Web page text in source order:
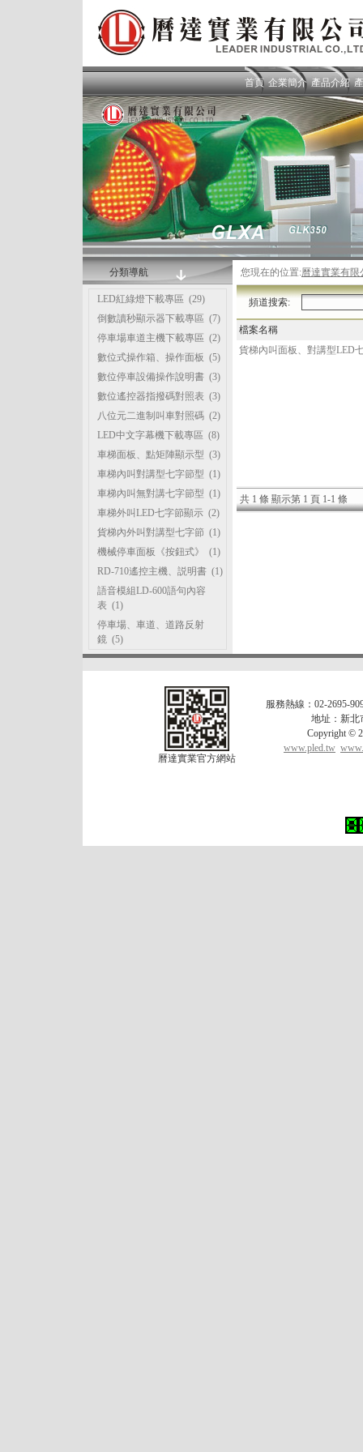
首頁 企業簡介 產品介紹
分類導航
LED紅綠燈下載專區 (29)
倒數讀秒顯示器下載專區 (7)
停車場車道主機下載專區 (2)
數位式操作箱、操作面板 (5)
數位停車設備操作說明書 (3)
數位遙控器指撥碼對照表 (3)
八位元二進制叫車對照碼 (2)
LED中文字幕機下載專區 (8)
車梯面板、點矩陣顯示型 (3)
車梯內叫對講型七字節型 (1)
車梯內叫無對講七字節型 (1)
車梯外叫LED七字節顯示 (2)
貨梯內外叫對講型七字節 (1)
機械停車面板《按鈕式》
(1)
RD-710遙控主機、説明書 (1)
語音模組LD-600語句內容
表 (1)
停車場、車道、道路反射
鏡 (5)
您現在的位置:曆達實業有限
頻道搜索:
檔案名稱
貨梯內叫面板、對講型LED
共 1 條 顯示第 1 頁 1-1 條
曆達實業官方網站
服務熱線：02-2695-
地址：新北
Copyright ©
www.pled.tw